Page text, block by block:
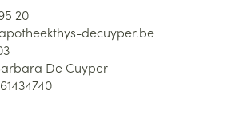
20
decuyper.be
De Cuyper